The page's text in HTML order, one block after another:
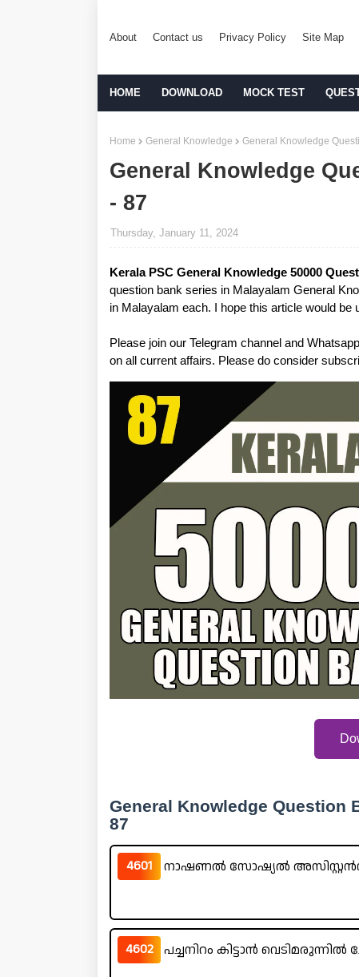
About Contact us Privacy Policy Site Map
HOME DOWNLOAD MOCK TEST
Home General Knowledge General Knowledge
General Knowledge
- 87
Thursday, January 11, 2024
Kerala PSC General Knowledge 50000
question bank series in Malayalam General
in Malayalam each. I hope this article would be
Please join our Telegram channel and
on all current affairs. Please do consider
General Knowledge Question
87
4601 നാഷണൽ സോഷ്യൽ അസിസ്റ്റൻസ്
4602 പച്ചനിറം കിട്ടാൻ